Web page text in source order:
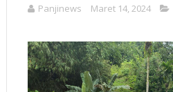
Panjinews Maret 14, 2024